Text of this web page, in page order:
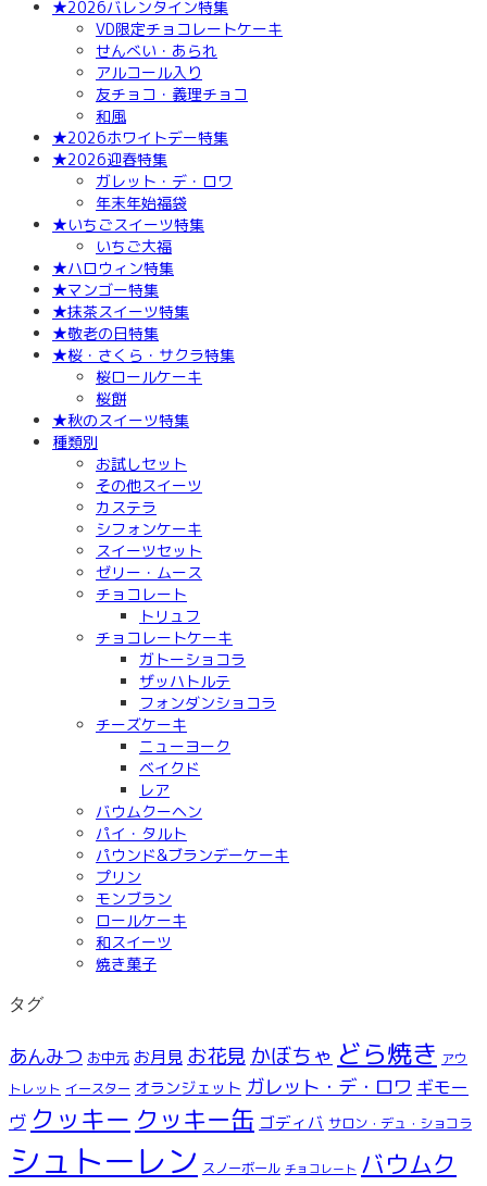
★2026バレンタイン特集
VD限定チョコレートケーキ
せんべい・あられ
アルコール入り
友チョコ・義理チョコ
和風
★2026ホワイトデー特集
★2026迎春特集
ガレット・デ・ロワ
年末年始福袋
★いちごスイーツ特集
いちご大福
★ハロウィン特集
★マンゴー特集
★抹茶スイーツ特集
★敬老の日特集
★桜・さくら・サクラ特集
桜ロールケーキ
桜餅
★秋のスイーツ特集
種類別
お試しセット
その他スイーツ
カステラ
シフォンケーキ
スイーツセット
ゼリー・ムース
チョコレート
トリュフ
チョコレートケーキ
ガトーショコラ
ザッハトルテ
フォンダンショコラ
チーズケーキ
ニューヨーク
ベイクド
レア
バウムクーヘン
パイ・タルト
パウンド&ブランデーケーキ
プリン
モンブラン
ロールケーキ
和スイーツ
焼き菓子
タグ
あんみつ お中元 お月見 お花見 かぼちゃ どら焼き アウ
トレット イースター オランジェット ガレット・デ・ロワ ギモー
ヴ クッキー クッキー缶 ゴディバ サロン・デュ・ショコラ
シュトーレン スノーボール チョコレート バウムク